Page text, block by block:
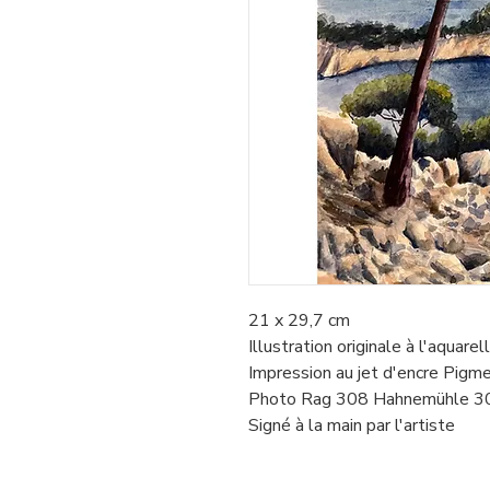
21 x 29,7 cm
Illustration originale à
Impression au jet d'encre
Photo Rag 308 Hahnemühle
Signé à la main par l'artiste